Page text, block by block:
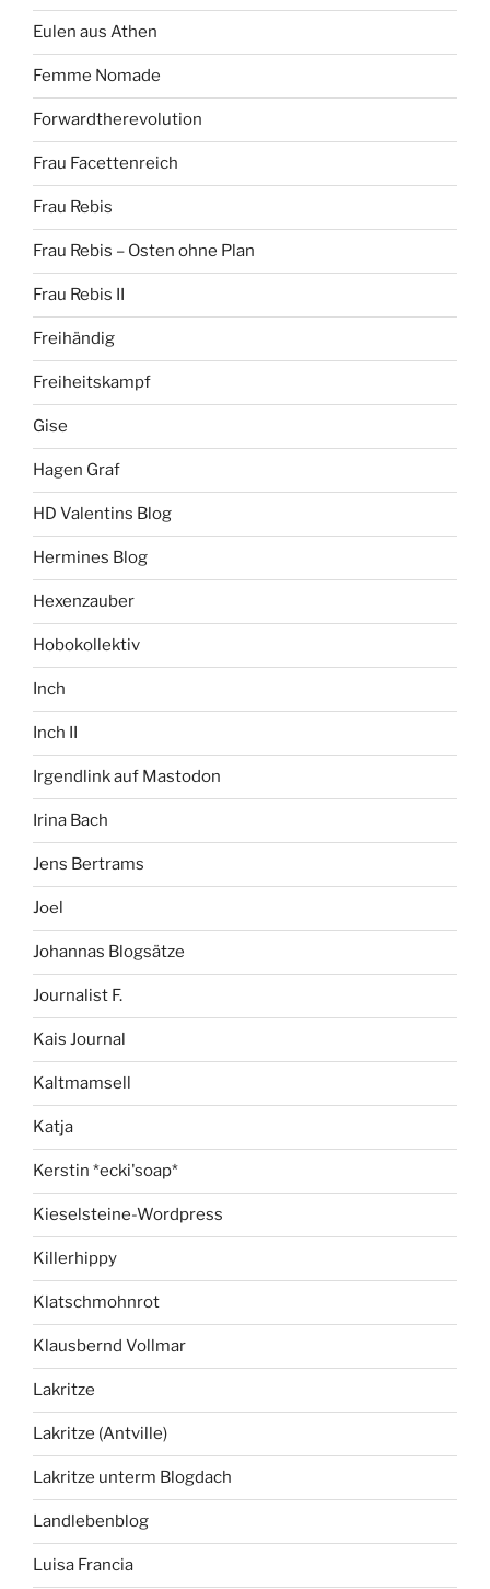
Eulen aus Athen
Femme Nomade
Forwardtherevolution
Frau Facettenreich
Frau Rebis
Frau Rebis – Osten ohne Plan
Frau Rebis II
Freihändig
Freiheitskampf
Gise
Hagen Graf
HD Valentins Blog
Hermines Blog
Hexenzauber
Hobokollektiv
Inch
Inch II
Irgendlink auf Mastodon
Irina Bach
Jens Bertrams
Joel
Johannas Blogsätze
Journalist F.
Kais Journal
Kaltmamsell
Katja
Kerstin *ecki'soap*
Kieselsteine-Wordpress
Killerhippy
Klatschmohnrot
Klausbernd Vollmar
Lakritze
Lakritze (Antville)
Lakritze unterm Blogdach
Landlebenblog
Luisa Francia